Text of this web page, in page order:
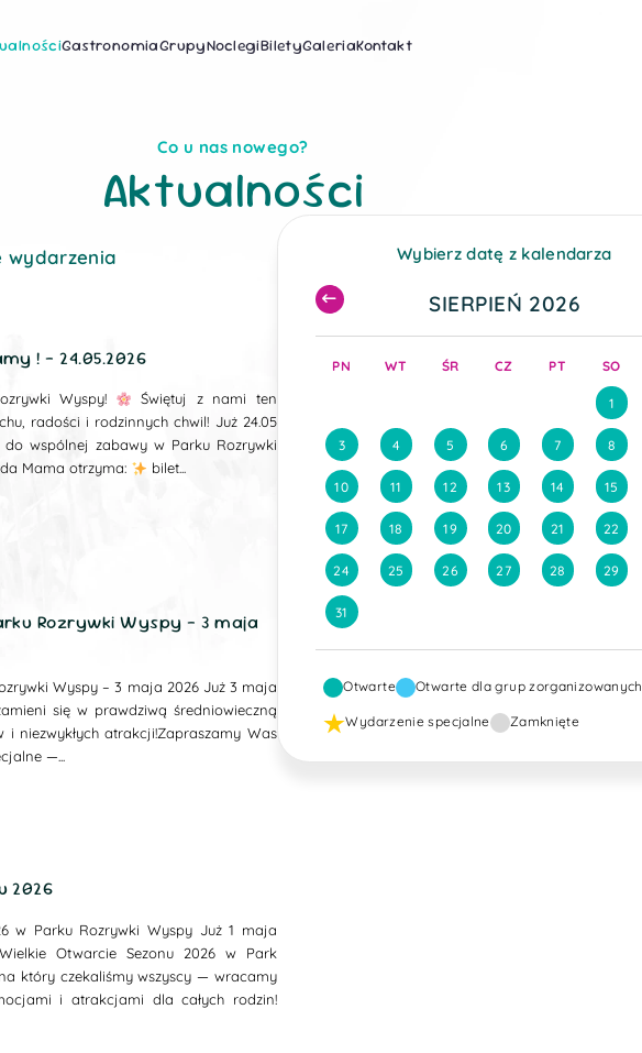
GastronomiaGrupyNoclegiBiletyGaleriaKontakt
Co u nas nowego?
Aktualności
wydarzenia
! – 24.05.2026
Wyspy!
Świętuj z nami ten
radości i rodzinnych chwil! Już 24.05
wspólnej zabawy w Parku Rozrywki
Mama otrzyma: bilet...
Rozrywki Wyspy – 3 maja
Wyspy – 3 maja 2026 Już 3 maja
się w prawdziwą średniowieczną
i niezwykłych atrakcji!Zapraszamy Was
—...
2026
w Parku Rozrywki Wyspy Już 1 maja
Otwarcie Sezonu 2026 w Park
który czekaliśmy wszyscy — wracamy
i atrakcjami dla całych rodzin!
Wybierz datę z kalendarza
SIERPIEŃ 2026
PN WT ŚR CZ PT SO
1
3 4 5 6 7 8
10 11 12 13 14 15
17 18 19 20 21 22
24 25 26 27 28 29
31
Otwarte Otwarte dla grup zorganizowanych
Wydarzenie specjalne Zamknięte